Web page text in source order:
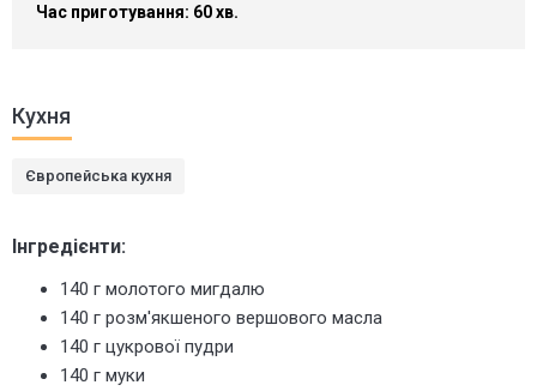
Час приготування: 60 хв.
Кухня
Європейська кухня
Інгредієнти:
140 г молотого мигдалю
140 г розм'якшеного вершового масла
140 г цукрової пудри
140 г муки